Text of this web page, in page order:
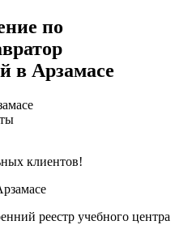
по
в Арзамасе
клиентов!
реестр учебного центра